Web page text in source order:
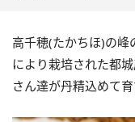
高千穂(たかちほ)の
により栽培された都
さん達が丹精込めて